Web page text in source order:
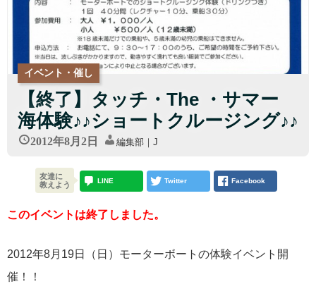
イベント・催し
【終了】タッチ・The ・サマー
海体験♪♪ショートクルージング♪♪
2012年8月2日 編集部｜J
このイベントは終了しました。
2012年8月19日（日）モーターボートの体験イベント開
催！！
友達に
教えよう
LINE Twitter Facebook